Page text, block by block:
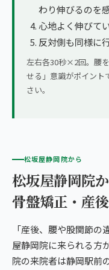
わり伸びるのを
心地よく伸びて
反対側も同様に
左右各30秒×2回。腰
せる」意識がポイント
さい。
松坂屋静岡院から
松坂屋静岡院か
骨盤矯正・産
「産後、腰や股関節
屋静岡院に来られる方
院の来院者は静岡駅前